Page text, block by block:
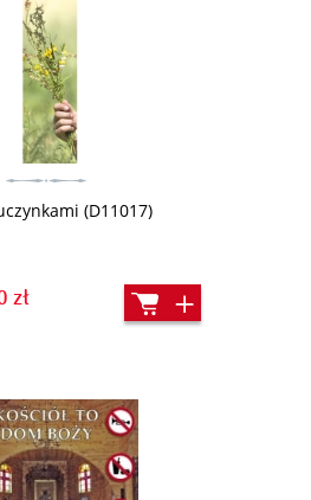
(D11017)
zł